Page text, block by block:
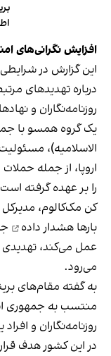
افزایش نگرانی‌های
این گزارش در
درباره تهدیدهای
روزنامه‌نگاران و
یک گروه همسو با
الاسلامیه)،
اروپا، از جمله حملات
را بر عهده گرفته
بارها هشدار داده
عمل می‌کند، تهدیدی
می‌رود.
منتسب به جمهوری
روزنامه‌نگاران و
در این کشور هدف